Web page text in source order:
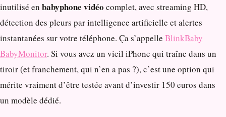
inutilisé en babyphone vidéo complet, avec streaming HD,
détection des pleurs par intelligence artificielle et alertes
instantanées sur votre téléphone. Ça s’appelle BlinkBaby
BabyMonitor. Si vous avez un vieil iPhone qui traîne dans un
tiroir (et franchement, qui n’en a pas ?), c’est une option qui
mérite vraiment d’être testée avant d’investir 150 euros dans
un modèle dédié.